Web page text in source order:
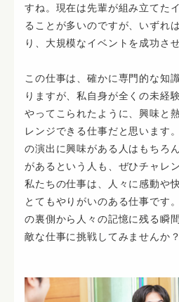
すね。現在は先輩が組み立てた
ることが多いのですが、いずれ
り、大規模なイベントを成功さ
この仕事は、確かに専門的な知
りますが、私自身が全くの未経
やってこられたように、興味と
レンジできる仕事だと思います
の演出に興味がある人はもちろ
があるという人も、ぜひチャレ
私たちの仕事は、人々に感動や
とてもやりがいのある仕事です
の裏側から人々の記憶に残る瞬
敵な仕事に挑戦してみませんか？